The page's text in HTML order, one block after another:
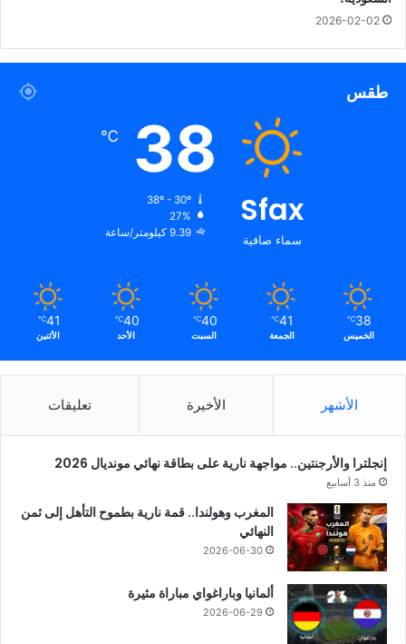
2026-02-02
طقس
Sfax
سماء صافية
38
℃
38º - 30º
27%
9.39 كيلومتر/ساعة
38
℃
الخميس
41
℃
الجمعة
40
℃
السبت
40
℃
الأحد
41
℃
الأثنين
الأشهر الأخيرة تعليقات
إنجلترا والأرجنتين.. مواجهة نارية على بطاقة نهائي مونديال 2026
منذ 3 أسابيع
المغرب وهولندا.. قمة نارية بطموح التأهل إلى ثمن
النهائي
2026-06-30
ألمانيا وباراغواي مباراة مثيرة
2026-06-29